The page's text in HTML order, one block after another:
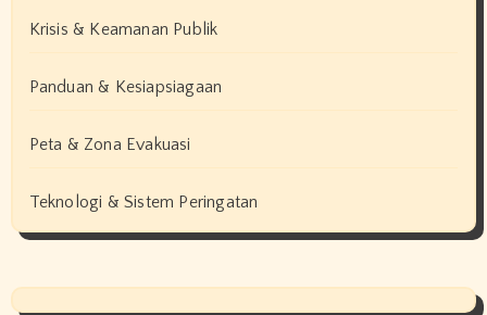
Krisis & Keamanan Publik
Panduan & Kesiapsiagaan
Peta & Zona Evakuasi
Teknologi & Sistem Peringatan